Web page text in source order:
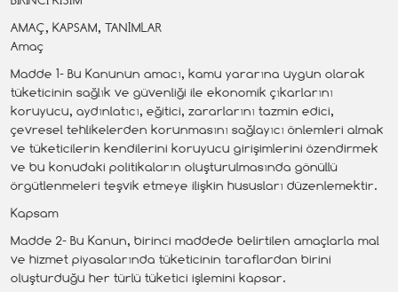
AMAÇ, KAPSAM, TANIMLAR
Amaç
Madde 1- Bu Kanunun amacı, kamu yararına uygun olarak
tüketicinin sağlık ve güvenliği ile ekonomik çıkarlarını
koruyucu, aydınlatıcı, eğitici, zararlarını tazmin edici,
çevresel tehlikelerden korunmasını sağlayıcı önlemleri almak
ve tüketicilerin kendilerini koruyucu girişimlerini özendirmek
ve bu konudaki politikaların oluşturulmasında gönüllü
örgütlenmeleri teşvik etmeye ilişkin hususları düzenlemektir.
Kapsam
Madde 2- Bu Kanun, birinci maddede belirtilen amaçlarla mal
ve hizmet piyasalarında tüketicinin taraflardan birini
oluşturduğu her türlü tüketici işlemini kapsar.